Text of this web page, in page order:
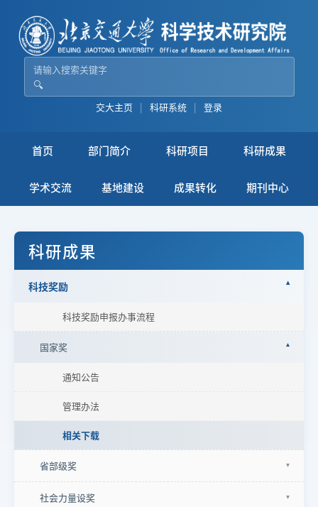
🔍
交大主页 | 科研系统 | 登录
首页 部门简介 科研项目 科研成果
学术交流 基地建设 成果转化 期刊中心
科研成果
科技奖励
科技奖励申报办事流程
国家奖
通知公告
管理办法
相关下载
省部级奖
社会力量设奖